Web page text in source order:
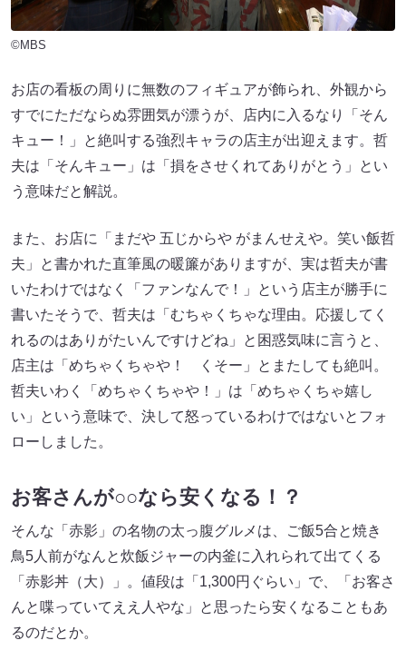
©MBS
お店の看板の周りに無数のフィギュアが飾られ、外観から
すでにただならぬ雰囲気が漂うが、店内に入るなり「そん
キュー！」と絶叫する強烈キャラの店主が出迎えます。哲
夫は「そんキュー」は「損をさせくれてありがとう」とい
う意味だと解説。
また、お店に「まだや 五じからや がまんせえや。笑い飯哲
夫」と書かれた直筆風の暖簾がありますが、実は哲夫が書
いたわけではなく「ファンなんで！」という店主が勝手に
書いたそうで、哲夫は「むちゃくちゃな理由。応援してく
れるのはありがたいんですけどね」と困惑気味に言うと、
店主は「めちゃくちゃや！ くそー」とまたしても絶叫。
哲夫いわく「めちゃくちゃや！」は「めちゃくちゃ嬉し
い」という意味で、決して怒っているわけではないとフォ
ローしました。
お客さんが○○なら安くなる！？
そんな「赤影」の名物の太っ腹グルメは、ご飯5合と焼き
鳥5人前がなんと炊飯ジャーの内釜に入れられて出てくる
「赤影丼（大）」。値段は「1,300円ぐらい」で、「お客さ
んと喋っていてええ人やな」と思ったら安くなることもあ
るのだとか。